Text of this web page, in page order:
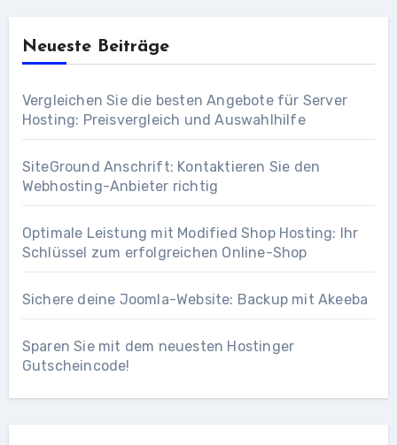
Neueste Beiträge
Vergleichen Sie die besten Angebote für Server
Hosting: Preisvergleich und Auswahlhilfe
SiteGround Anschrift: Kontaktieren Sie den
Webhosting-Anbieter richtig
Optimale Leistung mit Modified Shop Hosting: Ihr
Schlüssel zum erfolgreichen Online-Shop
Sichere deine Joomla-Website: Backup mit Akeeba
Sparen Sie mit dem neuesten Hostinger
Gutscheincode!